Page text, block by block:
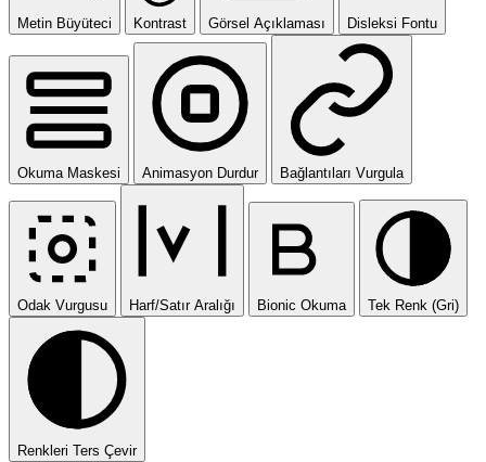
Metin Büyüteci Kontrast Görsel Açıklaması Disleksi Fontu
Okuma Maskesi Animasyon Durdur Bağlantıları Vurgula
Odak Vurgusu Harf/Satır Aralığı Bionic Okuma Tek Renk (Gri)
Renkleri Ters Çevir